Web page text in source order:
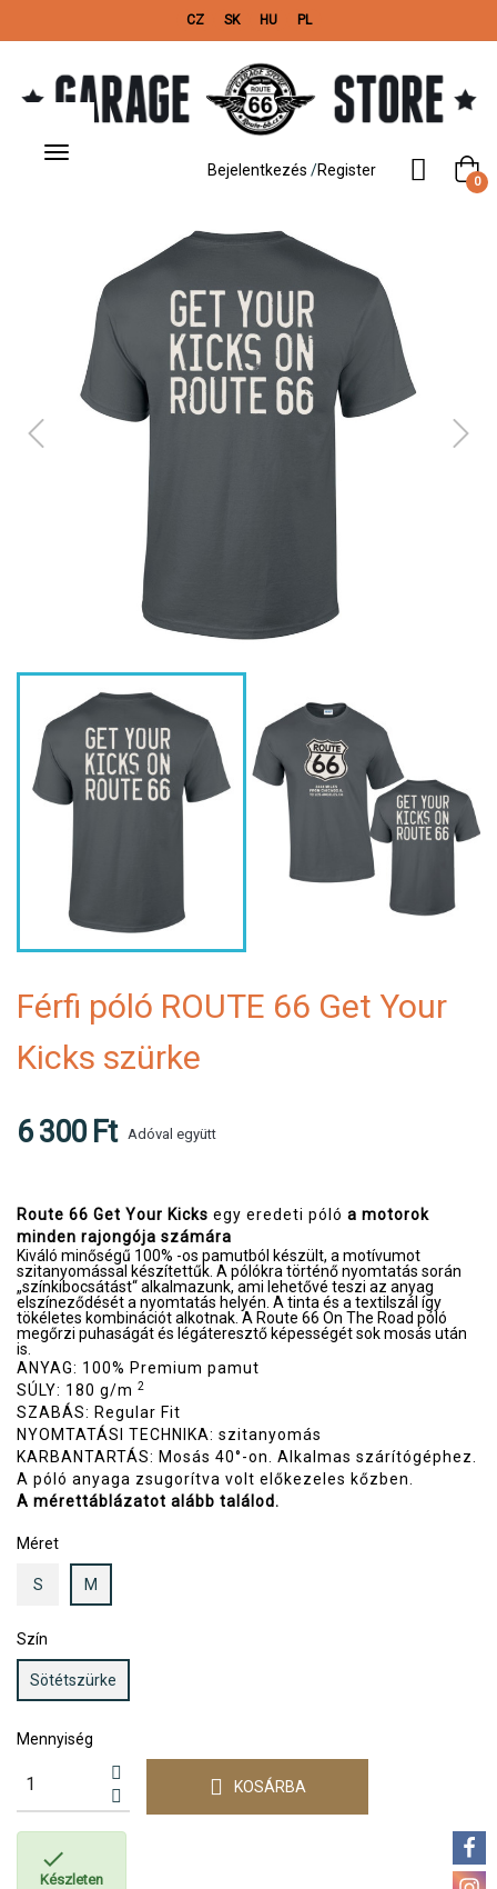
CZ SK HU PL
Bejelentkezés /Register
0
Toggle
Férfi póló ROUTE 66 Get Your
Kicks szürke
6 300 Ft Adóval együtt
Route 66 Get Your Kicks egy eredeti póló a motorok
minden rajongója számára
Kiváló minőségű 100% -os pamutból készült, a motívumot
szitanyomással készítettűk. A pólókra történő nyomtatás során
„színkibocsátást“ alkalmazunk, ami lehetővé teszi az anyag
elszíneződését a nyomtatás helyén. A tinta és a textilszál így
tökéletes kombinációt alkotnak. A Route 66 On The Road póló
megőrzi puhaságát és légáteresztő képességét sok mosás után
is.
ANYAG: 100% Premium pamut
SÚLY: 180 g/m 2
SZABÁS: Regular Fit
NYOMTATÁSI TECHNIKA: szitanyomás
KARBANTARTÁS: Mosás 40°-on. Alkalmas szárítógéphez.
A póló anyaga zsugorítva volt előkezeles kőzben.
A mérettáblázatot alább találod.
Méret
S M
Szín
Sötétszürke
Mennyiség
KOSÁRBA

Készleten